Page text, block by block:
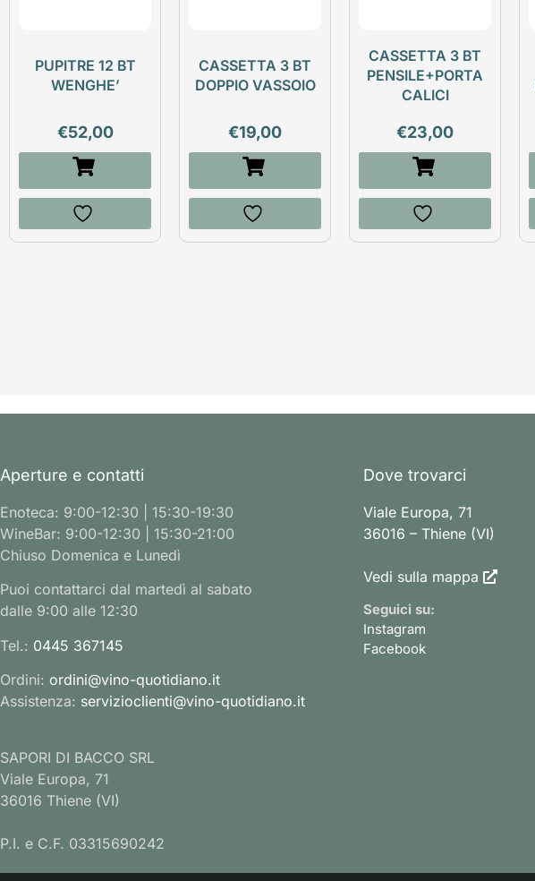
PUPITRE 12 BT
WENGHE’
€52,00
CASSETTA 3 BT
DOPPIO VASSOIO
€19,00
CASSETTA 3 BT
PENSILE+PORTA
CALICI
€23,00
Aperture e contatti
Enoteca: 9:00-12:30 | 15:30-19:30
WineBar: 9:00-12:30 | 15:30-21:00
Chiuso Domenica e Lunedì
Puoi contattarci dal martedì al sabato
dalle 9:00 alle 12:30
Tel.: 0445 367145
Ordini: ordini@vino-quotidiano.it
Assistenza: servizioclienti@vino-quotidiano.it
SAPORI DI BACCO SRL
Viale Europa, 71
36016 Thiene (VI)
P.I. e C.F. 03315690242
Dove trovarci
Viale Europa, 71
36016 – Thiene (VI)
Vedi sulla mappa
Seguici su:
Instagram
Facebook